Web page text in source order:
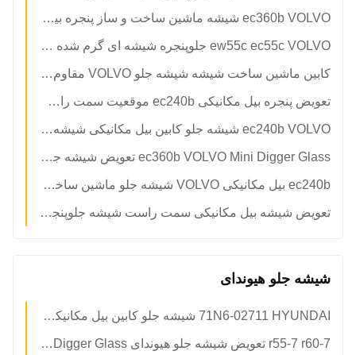
ec360b VOLVO شیشه ماشین ساخت و ساز پنجره بیل مکانیکی شیشه جلو کابین
ew55c ec55c VOLVO جلوپنجره شیشه ای گرم شده جلوپنجره موقعیت A
کابین ماشین ساخت شیشه شیشه جلو VOLVO مقاوم در برابر خمش
تعویض پنجره بیل مکانیکی ec240b موقعیت سمت راست شماره 7 VOLVO
ec240b VOLVO شیشه جلو کابین بیل مکانیکی شیشه ای 5 میلی متری شیشه سکوریت
ec360b VOLVO Mini Digger Glass تعویض شیشه جلو سمت چپ سمت چپ موقعیت شماره 4
ec240b بیل مکانیکی VOLVO شیشه جلو ماشین ساخت و ساز کابین کابین سمت چپ
تعویض شیشه بیل مکانیکی سمت راست شیشه جلوپنجره VOLVO
شیشه جلو هیوندای
71N6-02711 HYUNDAI شیشه جلو کابین بیل مکانیکی شیشه سکوریت پایین شیشه جلو پنجره B
r55-7 r60-7 تعویض شیشه جلو هیوندای RoHS Mini Digger Glass